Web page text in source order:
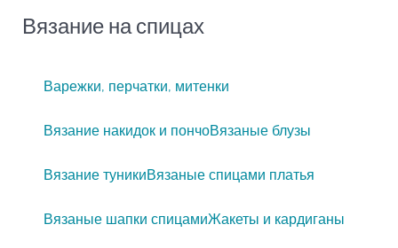
Вязание на спицах
Варежки, перчатки, митенки
Вязание накидок и пончоВязаные блузы
Вязание туникиВязаные спицами платья
Вязаные шапки спицамиЖакеты и кардиганы